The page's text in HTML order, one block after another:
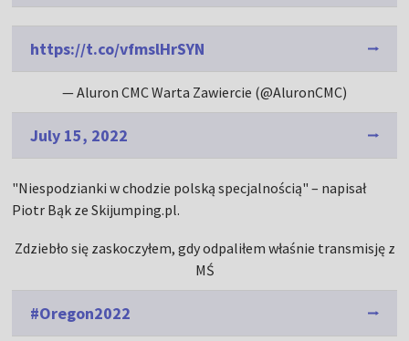
https://t.co/vfmslHrSYN
— Aluron CMC Warta Zawiercie (@AluronCMC)
July 15, 2022
"Niespodzianki w chodzie polską specjalnością" – napisał
Piotr Bąk ze Skijumping.pl.
Zdziebło się zaskoczyłem, gdy odpaliłem właśnie transmisję z
MŚ
#Oregon2022